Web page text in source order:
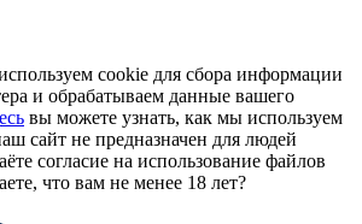
cookie для сбора информации
и обрабатываем данные вашего
вы можете узнать, как мы используем
сайт не предназначен для людей
согласие на использование файлов
что вам не менее 18 лет?